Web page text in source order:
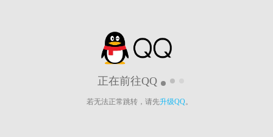
正在前往QQ
若无法正常跳转，请先升级QQ。